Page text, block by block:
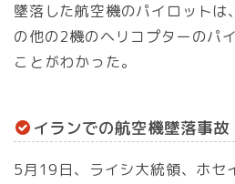
墜落した航空機のパイロットは
の他の2機のヘリコプターのパ
ことがわかった。
イランでの航空機墜落事故
5月19日、ライシ大統領、ホセ